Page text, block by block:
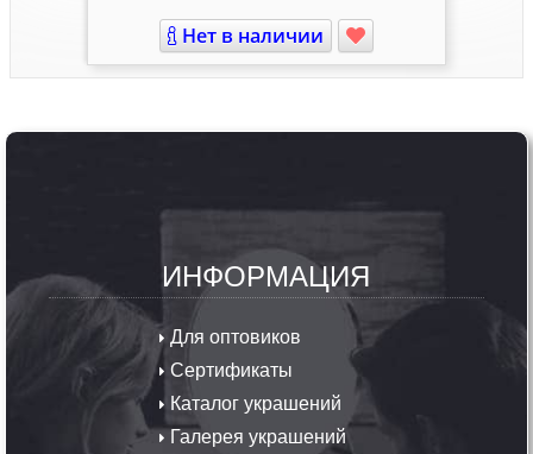
Нет в наличии
ИНФОРМАЦИЯ
Для оптовиков
Сертификаты
Каталог украшений
Галерея украшений